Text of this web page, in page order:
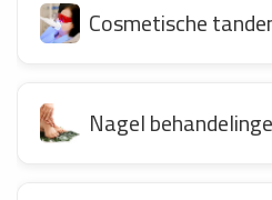
Cosmetische
Nagel